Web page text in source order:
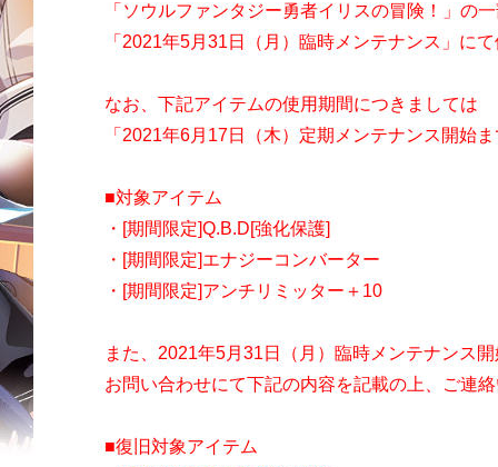
「ソウルファンタジー勇者イリスの冒険！」の
「2021年5月31日（月）臨時メンテナンス」に
なお、下記アイテムの使用期間につきましては
「2021年6月17日（木）定期メンテナンス開始
■対象アイテム
・[期間限定]Q.B.D[強化保護]
・[期間限定]エナジーコンバーター
・[期間限定]アンチリミッター＋10
また、2021年5月31日（月）臨時メンテナンス
お問い合わせにて下記の内容を記載の上、ご連
■復旧対象アイテム